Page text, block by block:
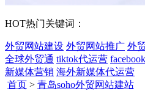
HOT热门关键词：
外贸网站建设 外贸网站推广 外
全球外贸通 tiktok代运营
新媒体营销 海外新媒体代运营
首页 > 青岛soho外贸网站建站